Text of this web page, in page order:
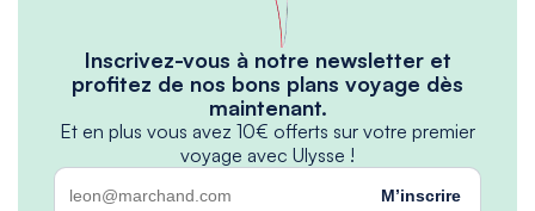
Inscrivez-vous à notre newsletter et
profitez de nos bons plans voyage dès
maintenant.
Et en plus vous avez 10€ offerts sur votre premier
voyage avec Ulysse !
M’inscrire